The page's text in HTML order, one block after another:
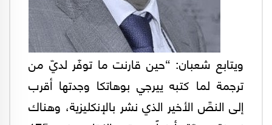
ويتابع شعبان: “حين قارنت ما توفّر لديّ من
ترجمة لما كتبه ييرجي بوهاتكا وجدتها أقرب
إلى النصِّ الأخير الذي نشر بالإنكليزية، وهناك